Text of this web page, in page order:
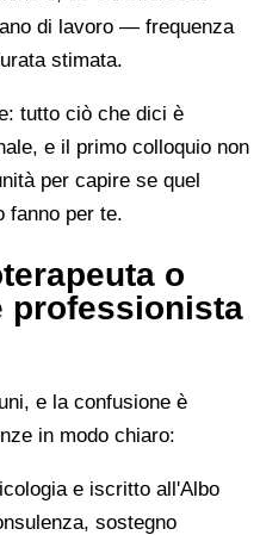
di lavoro — frequenza
stimata.
tutto ciò che dici è
e il primo colloquio non
per capire se quel
fanno per te.
o
professionista
e la confusione è
in modo chiaro:
e iscritto all'Albo
sostegno